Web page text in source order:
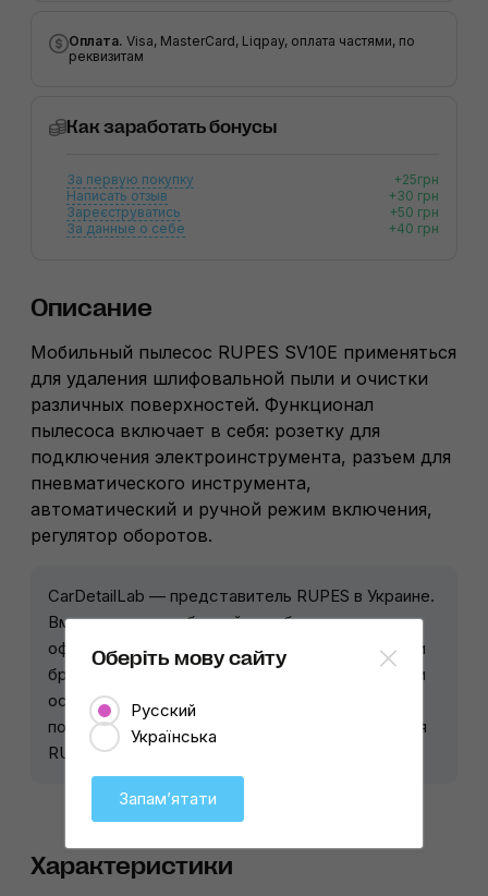
Оплата. Visa, MasterCard, Liqpay, оплата частями, по
реквизитам
Как заработать бонусы
За первую покупку
+25грн
Написать отзыв
+30 грн
Зареєструватись
+50 грн
За данные о себе
+40 грн
Описание
Мобильный пылесос RUPES SV10E применяться
для удаления шлифовальной пыли и очистки
различных поверхностей. Функционал
пылесоса включает в себя: розетку для
подключения электроинструмента, разъем для
пневматического инструмента,
автоматический и ручной режим включения,
регулятор оборотов.
CarDetailLab — представитель RUPES в Украине.
Вместе с дистрибуцией мы обеспечиваем
официальное сервисное обслуживание техники
бренда. Предоставляем гарантию 12 месяцев и
осуществляем послегарантийный ремонт
полировального и шлифовального оборудования
RUPES.
Характеристики
Оберіть мову сайту
Русский
Українська
Запамʼятати